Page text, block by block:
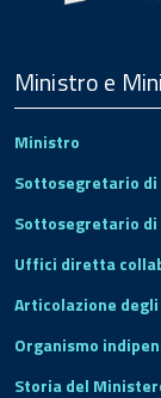
Footer
Ministro e
Ministro
Sottosegretario di
Sottosegretario di
Uffici diretta
Articolazione
Organismo
Storia del